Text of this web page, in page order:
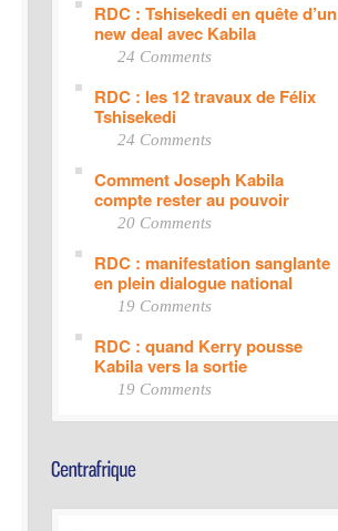
RDC : Tshisekedi en quête d’un
new deal avec Kabila
24 Comments
RDC : les 12 travaux de Félix
Tshisekedi
24 Comments
Comment Joseph Kabila
compte rester au pouvoir
20 Comments
RDC : manifestation sanglante
en plein dialogue national
19 Comments
RDC : quand Kerry pousse
Kabila vers la sortie
19 Comments